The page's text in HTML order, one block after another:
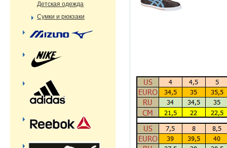
Детская одежда
Сумки и рюкзаки